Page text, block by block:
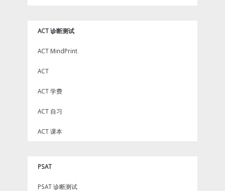
ACT 诊断测试
ACT MindPrint
ACT
ACT 学费
ACT 自习
ACT 课本
PSAT
PSAT 诊断测试